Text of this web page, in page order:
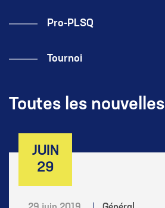
Pro-PLSQ
Tournoi
Toutes les nouvelles
JUIN
29